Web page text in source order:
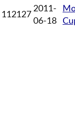
112127
2011-
06-18